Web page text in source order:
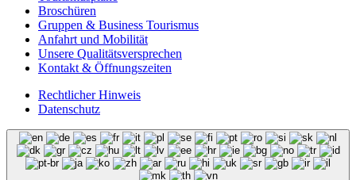
Broschüren
Gruppen & Business Tourismus
Anfahrt und Mobilität
Unsere Qualitätsversprechen
Kontakt & Öffnungszeiten
Rechtlicher Hinweis
Datenschutz